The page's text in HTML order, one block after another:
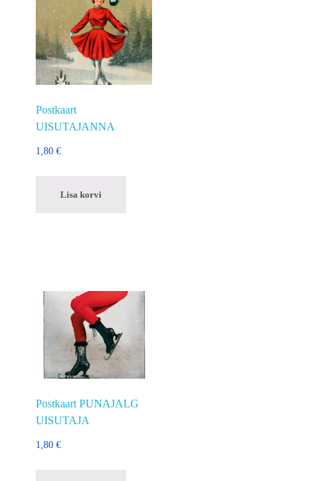
Postkaart
UISUTAJANNA
1,80 €
Lisa korvi
Postkaart PUNAJALG
UISUTAJA
1,80 €